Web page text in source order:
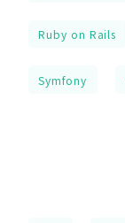
Ruby on Rails
Symfony